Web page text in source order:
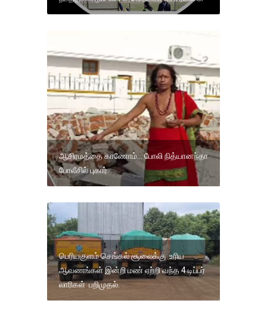
ஆசிரமத்தை காணோம்... போலி நித்யானந்தா
போலீசில் புகார்.
பெரியகுளம் செங்கல் சூலைக்கு உரிய
ஆவணங்கள் இன்றி மண் ஏற்றி வந்த 4 டிப்பர்
லாரிகள் பறிமுதல்.